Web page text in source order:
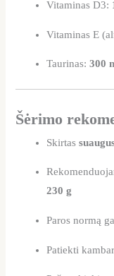
Vitaminas D3:
Vitaminas E
Taurinas:300
Šėrimo
Skirtas
230 g
Paros normą
Patiekti